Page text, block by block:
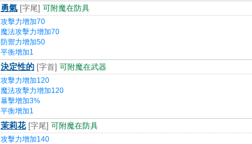
勇氣 [字尾] 可附魔在防具
攻擊力增加70
魔法攻擊力增加70
防禦力增加50
平衡增加1
決定性的 [字首] 可附魔在武器
攻擊力增加120
魔法攻擊力增加120
暴擊增加3%
平衡增加1
茉莉花 [字尾] 可附魔在防具
攻擊力增加140